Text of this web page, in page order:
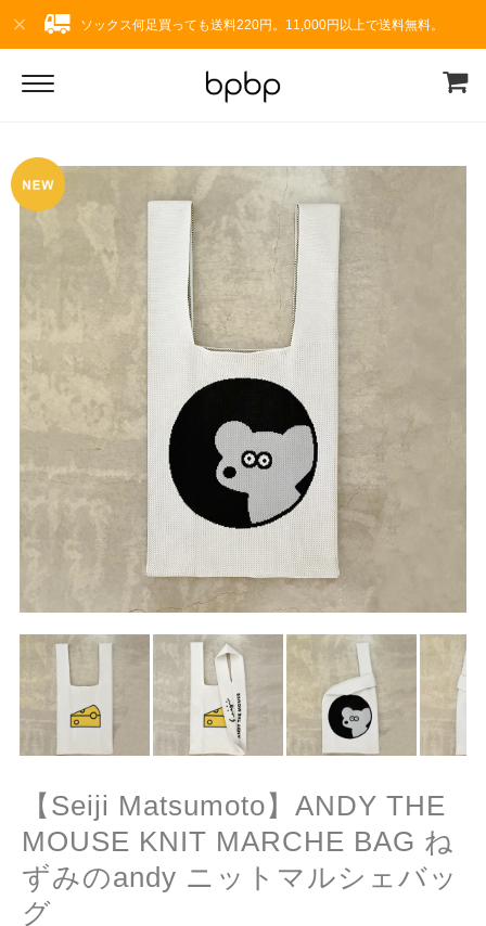
ソックス何足買っても送料220円。11,000円以上で送料無料。
【Seiji Matsumoto】ANDY THE
MOUSE KNIT MARCHE BAG ね
ずみのandy ニットマルシェバッ
グ